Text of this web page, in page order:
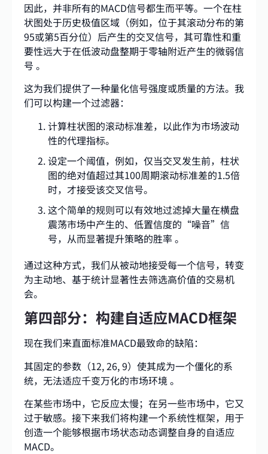
因此，并非所有的MACD信号都生而平等。一个在柱
状图处于历史极值区域（例如，位于其滚动分布的第
95或第5百分位）后产生的交叉信号，其可靠性和重
要性远大于在低波动盘整期于零轴附近产生的微弱信
号 。
这为我们提供了一种量化信号强度或质量的方法。我
们可以构建一个过滤器：
计算柱状图的滚动标准差，以此作为市场波动
性的代理指标。
设定一个阈值，例如，仅当交叉发生前，柱状
图的绝对值超过其100周期滚动标准差的1.5倍
时，才接受该交叉信号。
这个简单的规则可以有效地过滤掉大量在横盘
震荡市场中产生的、低置信度的“噪音”信
号，从而显著提升策略的胜率 。
通过这种方式，我们从被动地接受每一个信号，转变
为主动地、基于统计显著性去筛选高价值的交易机
会。
第四部分：构建自适应MACD框架
现在我们来直面标准MACD最致命的缺陷：
其固定的参数（12, 26, 9）使其成为一个僵化的系
统，无法适应千变万化的市场环境 。
在某些市场中，它反应太慢；在另一些市场中，它又
过于敏感。接下来我们将构建一个系统性框架，用于
创造一个能够根据市场状态动态调整自身的自适应
MACD。